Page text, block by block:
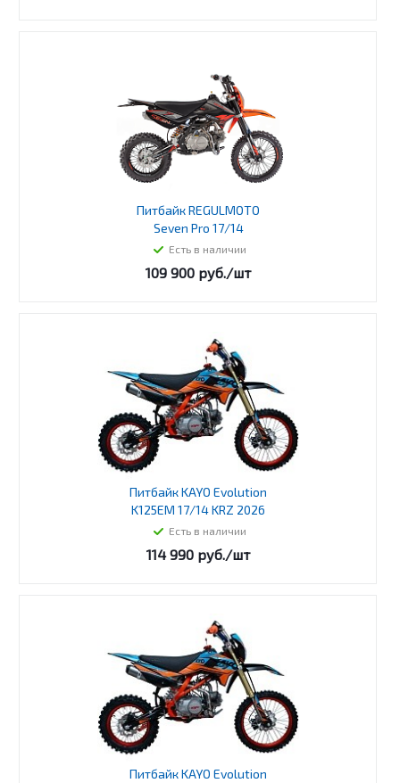
Питбайк REGULMOTO
Seven Pro 17/14
Есть в наличии
109 900 руб./шт
Питбайк KAYO Evolution
K125EM 17/14 KRZ 2026
Есть в наличии
114 990 руб./шт
Питбайк KAYO Evolution